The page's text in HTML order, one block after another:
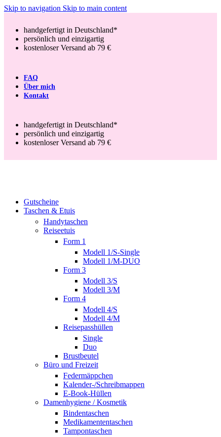
Skip to navigation Skip to main content
handgefertigt in Deutschland*
persönlich und einzigartig
kostenloser Versand ab 79 €
FAQ
Über mich
Kontakt
handgefertigt in Deutschland*
persönlich und einzigartig
kostenloser Versand ab 79 €
Gutscheine
Taschen & Etuis
Handytaschen
Reiseetuis
Form 1
Modell 1/S-Single
Modell 1/M-DUO
Form 3
Modell 3/S
Modell 3/M
Form 4
Modell 4/S
Modell 4/M
Reisepasshüllen
Single
Duo
Brustbeutel
Büro und Freizeit
Federmäppchen
Kalender-/Schreibmappen
E-Book-Hüllen
Damenhygiene / Kosmetik
Bindentaschen
Medikamententaschen
Tampontaschen